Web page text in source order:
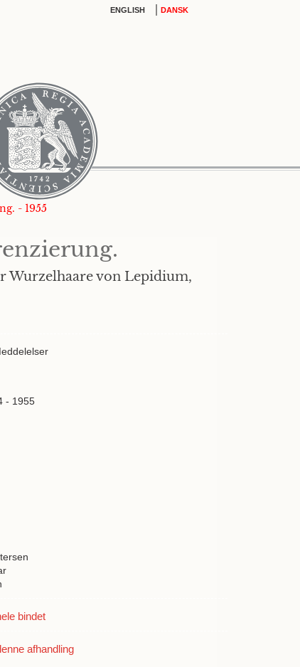
ENGLISH DANSK
- 1955
Wurzelhaare von Lepidium,
- 1955
bindet
afhandling